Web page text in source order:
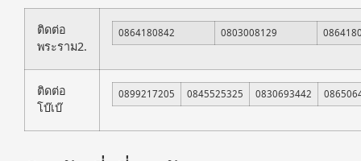
ติดต่อ
พระราม2.
0864180842 0803008129
ติดต่อ
โบ๊เบ๊
0899217205 0845525325 0830693442